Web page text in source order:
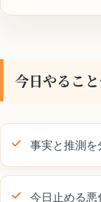
今日やるこ
事実と推測を
今日止める悪